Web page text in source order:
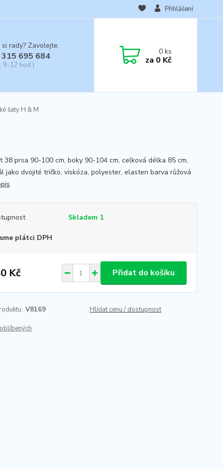
Přihlášení
rady? Zavolejte.
695 684
9-17 hod.)
0ks
za 0 Kč
šaty H & M
38 prsa 90-100 cm, boky 90-104 cm, celková délka 85 cm,
jako dvojité tričko, viskóza, polyester, elasten barva růžová
Skladem 1
plátci DPH
Kč Přidat do košíku
V8169 Hlídat cenu / dostupnost